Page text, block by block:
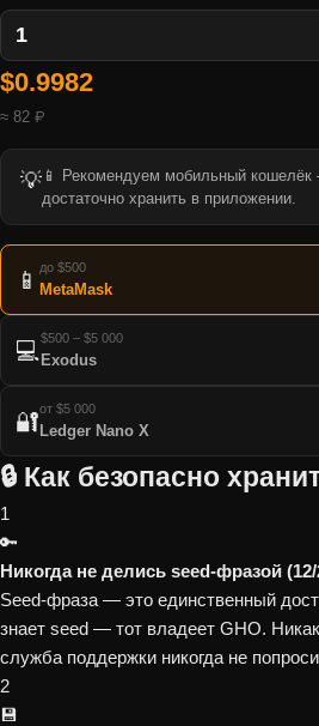
$0.9982
≈ 82 ₽
💡 📱 Рекомендуем мобильный
достаточно хранить в приложении.
📱 до $500
MetaMask
💻$500 – $5 000
Exodus
🔐от $5 000
Ledger Nano X
🔒 Как безопасно
1
🔑
Никогда не делись seed-фразой
Seed-фраза — это единственный
знает seed — тот владеет GHO.
служба поддержки никогда не
2
💾